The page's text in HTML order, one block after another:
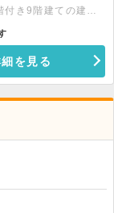
付き9階建ての建物
ーター・エアコ
を見る